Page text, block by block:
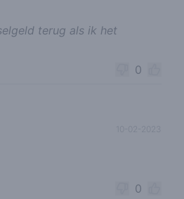
terug als ik het
0
10-02-2023
0